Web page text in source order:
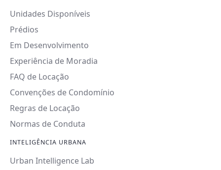
Unidades Disponíveis
Prédios
Em Desenvolvimento
Experiência de Moradia
FAQ de Locação
Convenções de Condomínio
Regras de Locação
Normas de Conduta
INTELIGÊNCIA URBANA
Urban Intelligence Lab